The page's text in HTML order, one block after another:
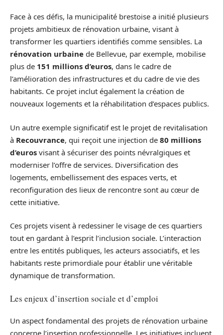
Face à ces défis, la municipalité brestoise a initié plusieurs
projets ambitieux de rénovation urbaine, visant à
transformer les quartiers identifiés comme sensibles. La
rénovation urbaine de Bellevue, par exemple, mobilise
plus de 151 millions d’euros, dans le cadre de
l’amélioration des infrastructures et du cadre de vie des
habitants. Ce projet inclut également la création de
nouveaux logements et la réhabilitation d’espaces publics.
Un autre exemple significatif est le projet de revitalisation
à Recouvrance, qui reçoit une injection de 80 millions
d’euros visant à sécuriser des points névralgiques et
moderniser l’offre de services. Diversification des
logements, embellissement des espaces verts, et
reconfiguration des lieux de rencontre sont au cœur de
cette initiative.
Ces projets visent à redessiner le visage de ces quartiers
tout en gardant à l’esprit l’inclusion sociale. L’interaction
entre les entités publiques, les acteurs associatifs, et les
habitants reste primordiale pour établir une véritable
dynamique de transformation.
Les enjeux d’insertion sociale et d’emploi
Un aspect fondamental des projets de rénovation urbaine
concerne l’insertion professionnelle. Les initiatives incluent